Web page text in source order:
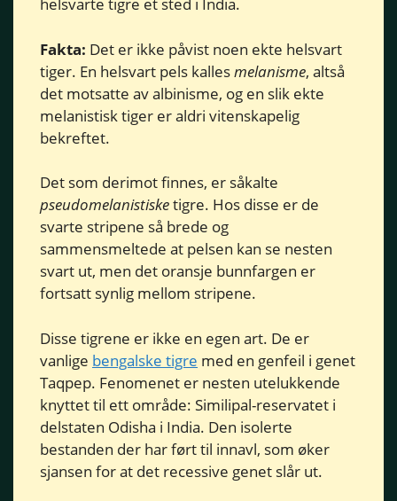
helsvarte tigre et sted i India.
Fakta: Det er ikke påvist noen ekte helsvart
tiger. En helsvart pels kallesmelanisme, altså
det motsatte av albinisme, og en slik ekte
melanistisk tiger er aldri vitenskapelig
bekreftet.
Det som derimot finnes, er såkalte
pseudomelanistisketigre. Hos disse er de
svarte stripene så brede og
sammensmeltede at pelsen kan se nesten
svart ut, men det oransje bunnfargen er
fortsatt synlig mellom stripene.
Disse tigrene er ikke en egen art. De er
vanlige bengalske tigre med en genfeil i genet
Taqpep. Fenomenet er nesten utelukkende
knyttet til ett område: Similipal-reservatet i
delstaten Odisha i India. Den isolerte
bestanden der har ført til innavl, som øker
sjansen for at det recessive genet slår ut.